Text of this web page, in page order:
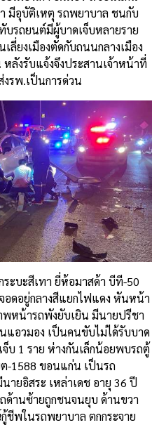
มีอุบัติเหตุ รถพยาบาล ชนกับ
รถยนต์มีผู้บาดเจ็บหลายราย
ลี่ยงเมืองตัดกับถนนกลางเมือง
หลังรับแจ้งจึงประสานเจ้าหน้าที่
รพ.เป็นการด่วน
ะบะสีเทา ยี่ห้อมาสด้า บีที-50
ดอยู่กลางสีแยกไฟแดง หันหน้า
หน้ารถพังยับเยิน มีนายปรีชา
อวมอง เป็นคนขับไม่ได้รับบาด
บ 1 ราย ห่างกันเล็กน้อยพบรถตู้
-1588 ขอนแก่น เป็นรถ
ายอิสระ เหล่าเดช อายุ 36 ปี
ด้านซ้ายถูกชนจนยุบ ด้านขวา
ชีพในรถพยาบาล ตกกระจาย